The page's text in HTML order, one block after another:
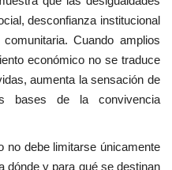
desconfianza institucional
Cuando amplios
económico no se traduce
aumenta la sensación de
bases de la convivencia
no debe limitarse únicamente
dónde y para qué se destinan